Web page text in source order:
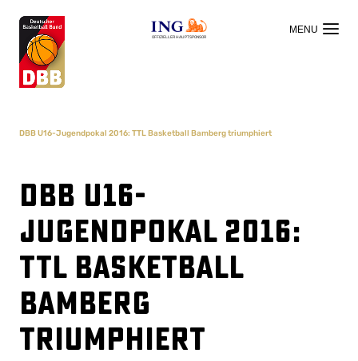
OFFIZIELLER HAUPTSPONSOR
DBB U16-Jugendpokal 2016: TTL Basketball Bamberg triumphiert
DBB U16-
Jugendpokal 2016:
TTL Basketball
Bamberg
triumphiert